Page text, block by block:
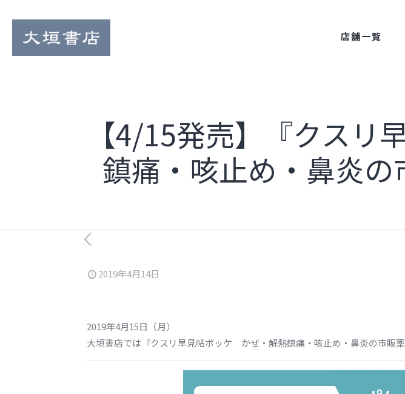
店舗一覧
【4/15発売】『クス
鎮痛・咳止め・鼻炎
2019年4月14日
2019年4月15日（月）
大垣書店では『クスリ早見帖ポッケ かぜ・解熱鎮痛・咳止め・鼻炎の市販薬